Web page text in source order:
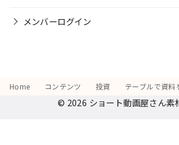
メンバーログイン
Home コンテンツ 投資 テーブルで資料を折りたたみ、胸
© 2026 ショート動画屋さん素